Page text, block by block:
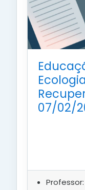
07/02/
Professor: